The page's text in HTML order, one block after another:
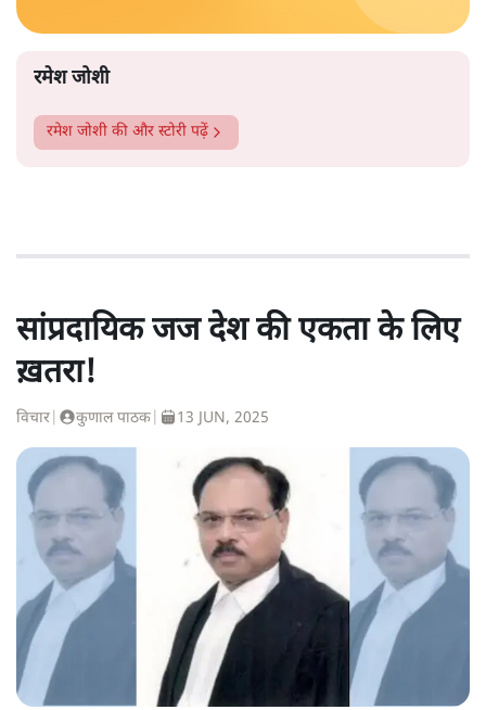
रमेश जोशी
रमेश जोशी की और स्टोरी पढ़ें
सांप्रदायिक जज देश की एकता के लिए
ख़तरा!
विचार कुणाल पाठक 13 JUN, 2025